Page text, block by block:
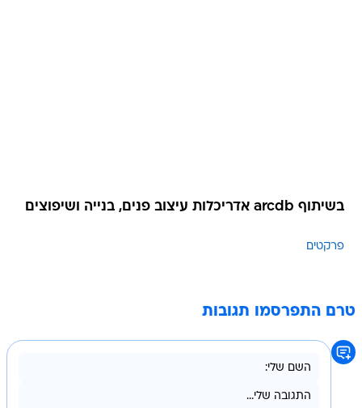
בשיתוף arcdb אדריכלות עיצוב פנים, בנייה ושיפוצים
פרקטים
טרם התפרסמו תגובות